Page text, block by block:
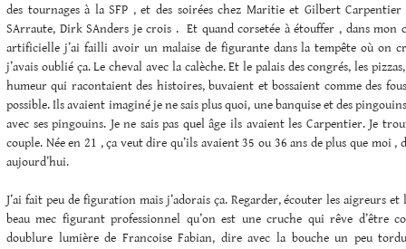
des tournages à la SFP , et des soirées chez Maritie et Gilbert
SArraute, Dirk SAnders je crois . Et quand corsetée à étouffer , dans mon
artificielle j’ai failli avoir un malaise de figurante dans la tempête où on
j’avais oublié ça. Le cheval avec la calèche. Et le palais des congrés, les
humeur qui racontaient des histoires, buvaient et bossaient comme des
possible. Ils avaient imaginé je ne sais plus quoi, une banquise et des
avec ses pingouins. Je ne sais pas quel âge ils avaient les Carpentier. Je
couple. Née en 21 , ça veut dire qu’ils avaient 35 ou 36 ans de plus que moi ,
aujourd’hui.
J’ai fait peu de figuration mais j’adorais ça. Regarder, écouter les aigreurs
beau mec figurant professionnel qu’on est une cruche qui rêve d’être
doublure lumière de Francoise Fabian, dire avec la bouche un peu